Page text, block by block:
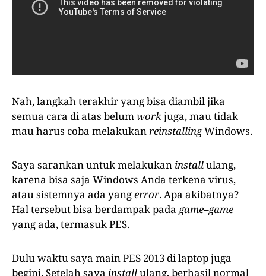
Nah, langkah terakhir yang bisa diambil jika
semua cara di atas belumworkjuga, mau tidak
mau harus coba melakukanreinstallingWindows.
Saya sarankan untuk melakukan installulang,
karena bisa saja Windows Anda terkena virus,
atau sistemnya ada yangerror. Apa akibatnya?
Hal tersebut bisa berdampak pada game–game
yang ada, termasuk PES.
Dulu waktu saya main PES 2013 di laptop juga
begini. Setelah saya installulang, berhasil normal